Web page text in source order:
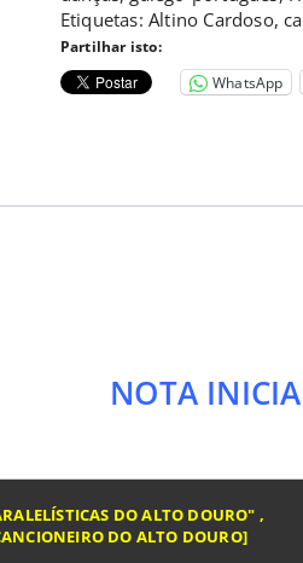
Etiquetas:Altino Cardoso,
Partilhar isto:
WhatsApp
NOTA
DO ALTO DOURO" ,
DO ALTO DOURO]